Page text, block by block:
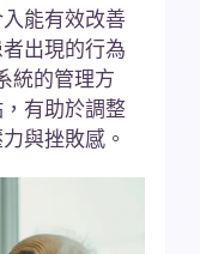
能有效改善
出現的行為
統的管理方
有助於調整
與挫敗感。